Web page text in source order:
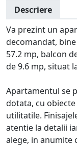
Descriere
Va prezint un
decomandat,
57.2 mp, balcon
de 9.6 mp, situat
Apartamentul se
dotata, cu
utilitatile.
atentie la detalii
alege, in anumite